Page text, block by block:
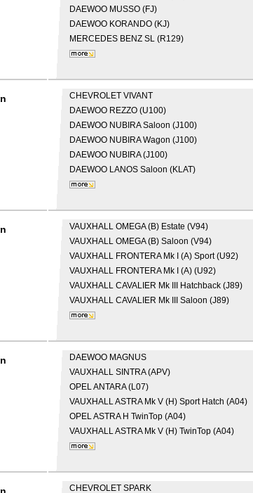
DAEWOO MUSSO (FJ)
DAEWOO KORANDO (KJ)
MERCEDES BENZ SL (R129)
CHEVROLET VIVANT
DAEWOO REZZO (U100)
DAEWOO NUBIRA Saloon (J100)
DAEWOO NUBIRA Wagon (J100)
DAEWOO NUBIRA (J100)
DAEWOO LANOS Saloon (KLAT)
VAUXHALL OMEGA (B) Estate (V94)
VAUXHALL OMEGA (B) Saloon (V94)
VAUXHALL FRONTERA Mk I (A) Sport (U92)
VAUXHALL FRONTERA Mk I (A) (U92)
VAUXHALL CAVALIER Mk III Hatchback (J89)
VAUXHALL CAVALIER Mk III Saloon (J89)
DAEWOO MAGNUS
VAUXHALL SINTRA (APV)
OPELANTARA (L07)
VAUXHALLASTRA Mk V (H) Sport Hatch (A04)
OPELASTRA H TwinTop (A04)
VAUXHALLASTRA Mk V (H) TwinTop (A04)
CHEVROLET SPARK